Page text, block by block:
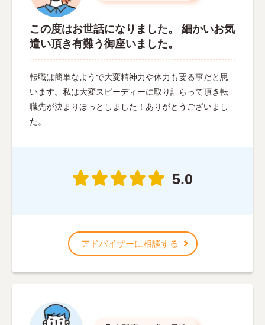
この度はお世話になりました。 細かいお気
遣い頂き有難う御座いました。
転職は簡単なようで大変精神力や体力も要る事だと思
います。私は大変スピーディーに取り計らって頂き転
職先が決まりほっとしました！ありがとうございまし
た。
5.0
アドバイザーに相談する